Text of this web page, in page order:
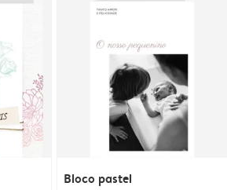
Bloco pastel